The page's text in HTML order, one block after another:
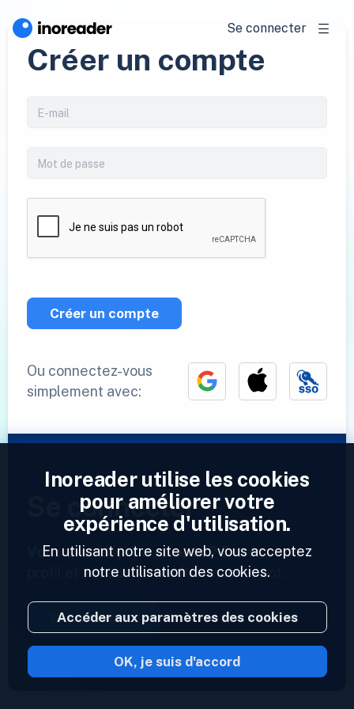
Se connecter
Créer un compte
Créer un compte
Ou connectez-vous
simplement avec:
Se connecter
Vous avez déjà un compte ? Entrez votre
profil et accédez à vos flux maintenant.
Se connecter
2023 © Inoreader
Inoreader utilise les cookies
pour améliorer votre
expérience d'utilisation.
En utilisant notre site web, vous acceptez
notre utilisation des cookies.
Accéder aux paramètres des cookies
OK, je suis d'accord